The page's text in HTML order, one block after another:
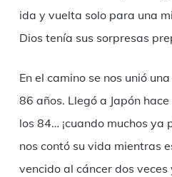
ida y vuelta solo para una
Dios tenía sus sorpresas
En el camino se nos unió
86 años. Llegó a Japón
los 84… ¡cuando muchos ya
nos contó su vida mientras
vencido al cáncer dos